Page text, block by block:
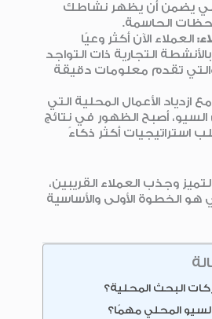
يضمن أن يظهر نشاطك
الحاسمة.
: العملاء الآن أكثر وعيًا
التجارية ذات التواجد
والتي تقدم معلومات دقيقة
مع ازدياد الأعمال المحلية التي
أصبح الظهور في نتائج
استراتيجيات أكثر ذكاءً
وجذب العملاء القريبين،
الخطوة الأولى والأساسية